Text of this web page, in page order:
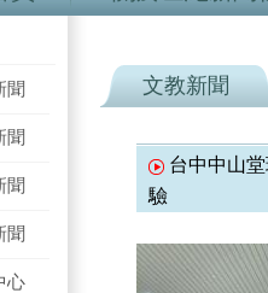
聞
聞
聞
聞
心
文教新聞
台中中山
驗